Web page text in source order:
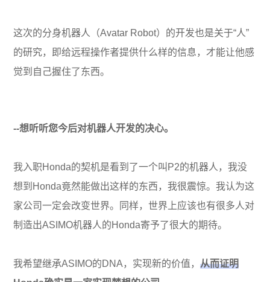
这次的分身机器人（Avatar Robot）的开发也是关于“人”
的研究，即给远程操作者提供什么样的信息，才能让他感
觉到自己握住了东西。
--想听听您今后对机器人开发的决心。
我入职Honda的契机是看到了一个叫P2的机器人，我没
想到Honda竟然能做出这样的东西，我很震惊。我认为这
家公司一定会改变世界。同样，世界上应该也有很多人对
制造出ASIMO机器人的Honda寄予了很大的期待。
我希望继承ASIMO的DNA，实现新的价值，从而证明